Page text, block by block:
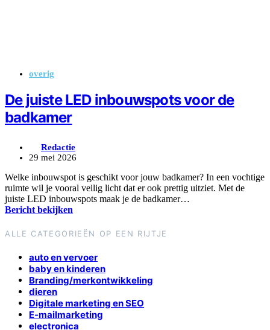
overig
De juiste LED inbouwspots voor de
badkamer
Redactie
29 mei 2026
Welke inbouwspot is geschikt voor jouw badkamer? In een vochtige
ruimte wil je vooral veilig licht dat er ook prettig uitziet. Met de
juiste LED inbouwspots maak je de badkamer…
Bericht bekijken
ALLE CATEGORIEËN OP EEN RIJTJE
auto en vervoer
baby en kinderen
Branding/merkontwikkeling
dieren
Digitale marketing en SEO
E-mailmarketing
electronica